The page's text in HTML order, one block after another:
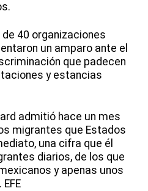
40 organizaciones
un amparo ante el
que padecen
y estancias
admitió hace un mes
migrantes que Estados
una cifra que él
diarios, de los que
y apenas unos